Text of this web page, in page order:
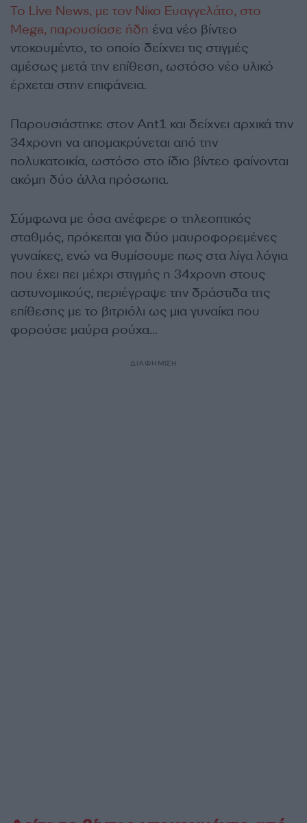
Το Live News, με τον Νίκο Ευαγγελάτο, στο
Mega, παρουσίασε ήδη ένα νέο βίντεο
ντοκουμέντο, το οποίο δείχνει τις στιγμές
αμέσως μετά την επίθεση, ωστόσο νέο υλικό
έρχεται στην επιφάνεια.
Παρουσιάστηκε στον Ant1 και δείχνει αρχικά την
34χρονη να απομακρύνεται από την
πολυκατοικία, ωστόσο στο ίδιο βίντεο φαίνονται
ακόμη δύο άλλα πρόσωπα.
Σύμφωνα με όσα ανέφερε ο τηλεοπτικός
σταθμός, πρόκειται για δύο μαυροφορεμένες
γυναίκες, ενώ να θυμίσουμε πως στα λίγα λόγια
που έχει πει μέχρι στιγμής η 34χρονη στους
αστυνομικούς, περιέγραψε την δράστιδα της
επίθεσης με το βιτριόλι ως μια γυναίκα που
φορούσε μαύρα ρούχα…
ΔΙΑΦΗΜΙΣΗ